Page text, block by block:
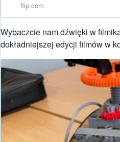
flip.com
Wybaczcie nam dźwięki w
dokładniejszej edycji filmów w